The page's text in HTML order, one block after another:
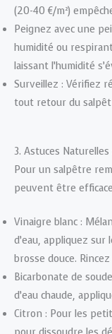
(20-40 €/m²)
Peignez avec une
humidité ou
laissant l’humidité
Surveillez : Vérifiez
tout retour du
3. Astuces
Pour un salpêtre
peuvent être
Vinaigre blanc :
d’eau, appliquez
brosse douce.
Bicarbonate de
d’eau chaude,
Citron : Pour les